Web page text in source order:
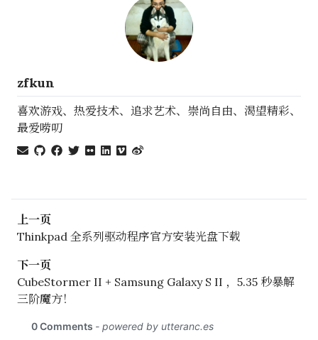
zfkun
喜欢游戏、热爱技术、追求艺术、崇尚自由、渴望精彩、
最爱唠叨
上一页
Thinkpad 全系列驱动程序官方安装光盘下载
下一页
CubeStormer II + Samsung Galaxy S II ，5.35 秒暴解
三阶魔方！